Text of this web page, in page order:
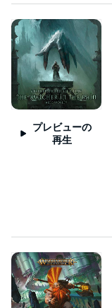
プレビューの
再生